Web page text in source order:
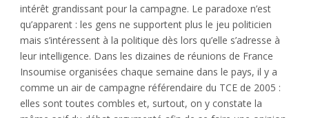
intérêt grandissant pour la campagne. Le paradoxe n’est
qu’apparent : les gens ne supportent plus le jeu politicien
mais s’intéressent à la politique dès lors qu’elle s’adresse à
leur intelligence. Dans les dizaines de réunions de France
Insoumise organisées chaque semaine dans le pays, il y a
comme un air de campagne référendaire du TCE de 2005 :
elles sont toutes combles et, surtout, on y constate la